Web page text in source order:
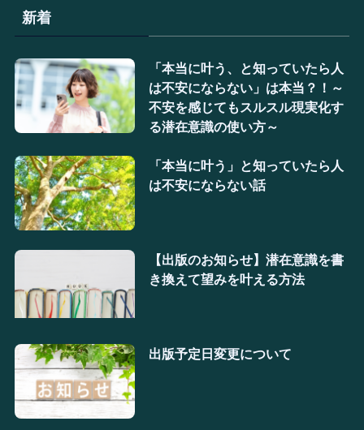
新着
「本当に叶う、と知っていたら人
は不安にならない」は本当？！～
不安を感じてもスルスル現実化す
る潜在意識の使い方～
「本当に叶う」と知っていたら人
は不安にならない話
【出版のお知らせ】潜在意識を書
き換えて望みを叶える方法
出版予定日変更について